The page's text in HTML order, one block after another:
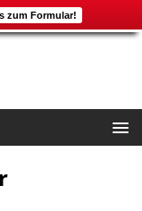
zum Formular!